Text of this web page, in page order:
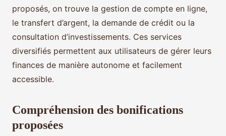
proposés, on trouve la gestion de compte en ligne,
le transfert d’argent, la demande de crédit ou la
consultation d’investissements. Ces services
diversifiés permettent aux utilisateurs de gérer leurs
finances de manière autonome et facilement
accessible.
Compréhension des bonifications
proposées